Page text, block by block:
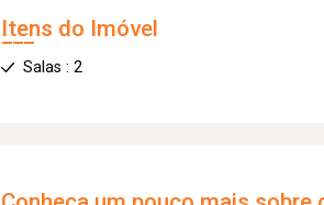
Itens do Imóvel
Salas : 2